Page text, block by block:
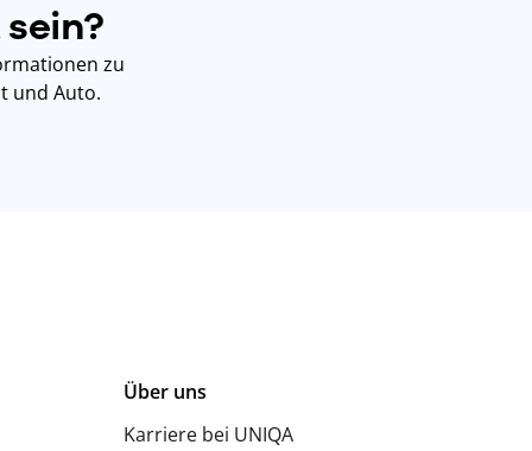
zu
und Auto.
Über uns
Karriere bei UNIQA